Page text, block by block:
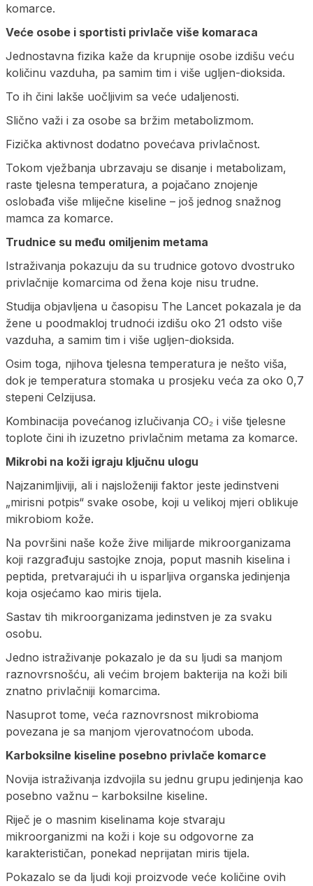
komarce.
Veće osobe i sportisti privlače više komaraca
Jednostavna fizika kaže da krupnije osobe izdišu veću
količinu vazduha, pa samim tim i više ugljen-dioksida.
To ih čini lakše uočljivim sa veće udaljenosti.
Slično važi i za osobe sa bržim metabolizmom.
Fizička aktivnost dodatno povećava privlačnost.
Tokom vježbanja ubrzavaju se disanje i metabolizam,
raste tjelesna temperatura, a pojačano znojenje
oslobađa više mliječne kiseline – još jednog snažnog
mamca za komarce.
Trudnice su među omiljenim metama
Istraživanja pokazuju da su trudnice gotovo dvostruko
privlačnije komarcima od žena koje nisu trudne.
Studija objavljena u časopisu The Lancet pokazala je da
žene u poodmakloj trudnoći izdišu oko 21 odsto više
vazduha, a samim tim i više ugljen-dioksida.
Osim toga, njihova tjelesna temperatura je nešto viša,
dok je temperatura stomaka u prosjeku veća za oko 0,7
stepeni Celzijusa.
Kombinacija povećanog izlučivanja CO₂ i više tjelesne
toplote čini ih izuzetno privlačnim metama za komarce.
Mikrobi na koži igraju ključnu ulogu
Najzanimljiviji, ali i najsloženiji faktor jeste jedinstveni
„mirisni potpis“ svake osobe, koji u velikoj mjeri oblikuje
mikrobiom kože.
Na površini naše kože žive milijarde mikroorganizama
koji razgrađuju sastojke znoja, poput masnih kiselina i
peptida, pretvarajući ih u isparljiva organska jedinjenja
koja osjećamo kao miris tijela.
Sastav tih mikroorganizama jedinstven je za svaku
osobu.
Jedno istraživanje pokazalo je da su ljudi sa manjom
raznovrsnošću, ali većim brojem bakterija na koži bili
znatno privlačniji komarcima.
Nasuprot tome, veća raznovrsnost mikrobioma
povezana je sa manjom vjerovatnoćom uboda.
Karboksilne kiseline posebno privlače komarce
Novija istraživanja izdvojila su jednu grupu jedinjenja kao
posebno važnu – karboksilne kiseline.
Riječ je o masnim kiselinama koje stvaraju
mikroorganizmi na koži i koje su odgovorne za
karakterističan, ponekad neprijatan miris tijela.
Pokazalo se da ljudi koji proizvode veće količine ovih